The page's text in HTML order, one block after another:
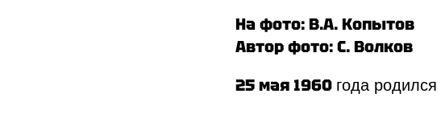
На фото: В.А. Копытов
Автор фото: С. Волков
25 мая 1960 года родился